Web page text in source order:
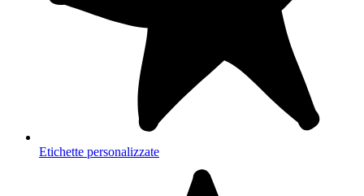
Etichette personalizzate